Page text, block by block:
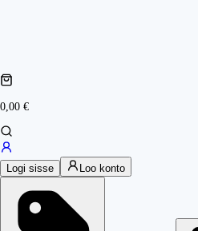
0,00 €
Logi sisse Loo konto